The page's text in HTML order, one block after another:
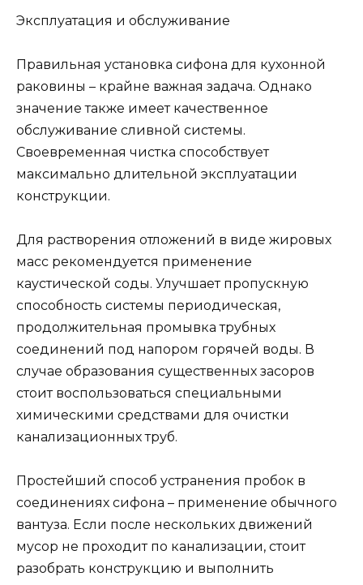
Эксплуатация и обслуживание
Правильная установка сифона для кухонной
раковины – крайне важная задача. Однако
значение также имеет качественное
обслуживание сливной системы.
Своевременная чистка способствует
максимально длительной эксплуатации
конструкции.
Для растворения отложений в виде жировых
масс рекомендуется применение
каустической соды. Улучшает пропускную
способность системы периодическая,
продолжительная промывка трубных
соединений под напором горячей воды. В
случае образования существенных засоров
стоит воспользоваться специальными
химическими средствами для очистки
канализационных труб.
Простейший способ устранения пробок в
соединениях сифона – применение обычного
вантуза. Если после нескольких движений
мусор не проходит по канализации, стоит
разобрать конструкцию и выполнить